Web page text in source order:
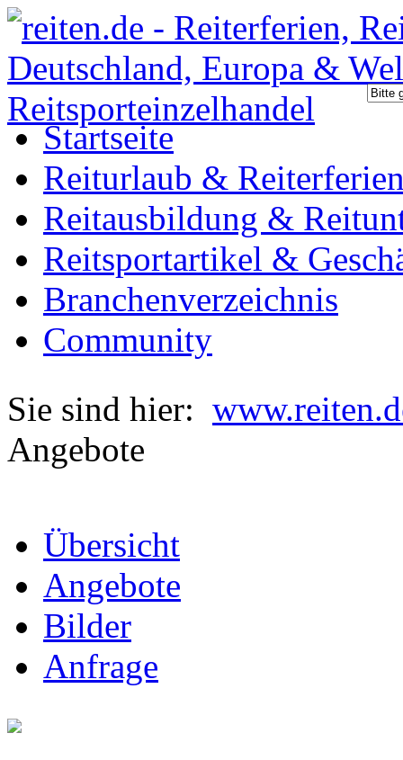
Startseite
Reiturlaub &
Reitausbildung &
Reitsportartikel &
Branchenverzeichnis
Community
Sie sind hier:
Angebote
Übersicht
Angebote
Bilder
Anfrage